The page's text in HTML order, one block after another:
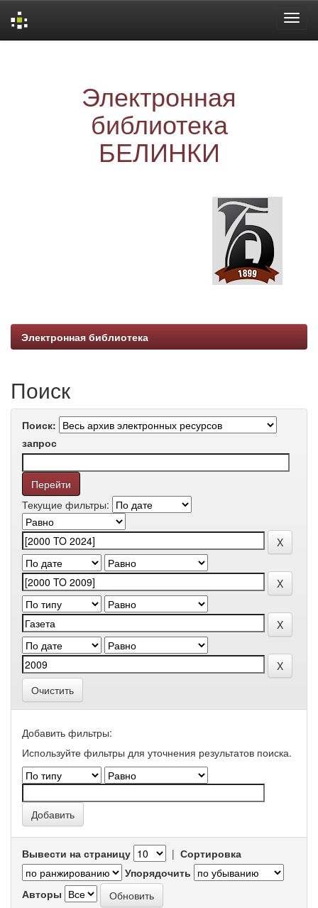
Электронная
библиотека
БЕЛИНКИ
Электронная библиотека
Поиск
Поиск:
запрос
Текущие фильтры:
Очистить
Добавить фильтры:
Используйте фильтры для уточнения результатов поиска.
Вывести на страницу | Сортировка
Упорядочить
Авторы